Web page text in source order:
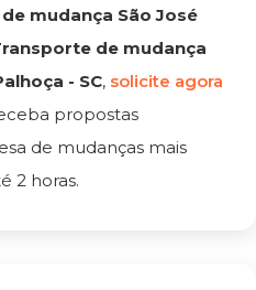
mudança São José
de mudança
- SC, solicite agora
propostas
de mudanças mais
2 horas.